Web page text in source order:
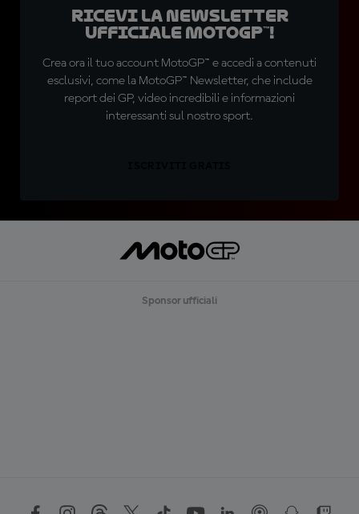
Ricevi la newsletter
ufficiale MotoGP™!
Crea ora il tuo account MotoGP™ e accedi a contenuti
esclusivi, come la MotoGP™ Newsletter, che include
report dei GP, video incredibili e informazioni
interessanti sul nostro sport.
Sponsor ufficiali